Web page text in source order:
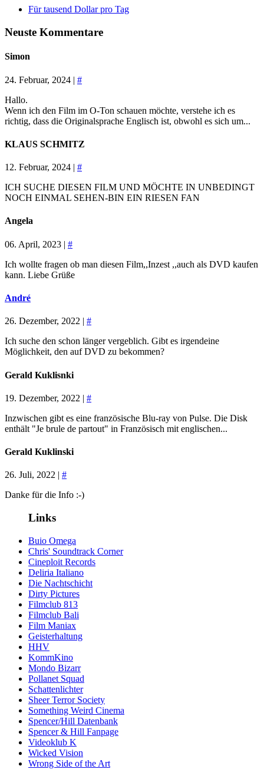
Für tausend Dollar pro Tag
Neuste Kommentare
Simon
24. Februar, 2024 | #
Hallo.
Wenn ich den Film im O-Ton schauen möchte, verstehe ich es
richtig, dass die Originalsprache Englisch ist, obwohl es sich um...
KLAUS SCHMITZ
12. Februar, 2024 | #
ICH SUCHE DIESEN FILM UND MÖCHTE IN UNBEDINGT
NOCH EINMAL SEHEN-BIN EIN RIESEN FAN
Angela
06. April, 2023 | #
Ich wollte fragen ob man diesen Film,,Inzest ,,auch als DVD kaufen
kann. Liebe Grüße
André
26. Dezember, 2022 | #
Ich suche den schon länger vergeblich. Gibt es irgendeine
Möglichkeit, den auf DVD zu bekommen?
Gerald Kuklisnki
19. Dezember, 2022 | #
Inzwischen gibt es eine französische Blu-ray von Pulse. Die Disk
enthält "Je brule de partout" in Französisch mit englischen...
Gerald Kuklinski
26. Juli, 2022 | #
Danke für die Info :-)
Links
Buio Omega
Chris' Soundtrack Corner
Cineploit Records
Deliria Italiano
Die Nachtschicht
Dirty Pictures
Filmclub 813
Filmclub Bali
Film Maniax
Geisterhaltung
HHV
KommKino
Mondo Bizarr
Pollanet Squad
Schattenlichter
Sheer Terror Society
Something Weird Cinema
Spencer/Hill Datenbank
Spencer & Hill Fanpage
Videoklub K
Wicked Vision
Wrong Side of the Art